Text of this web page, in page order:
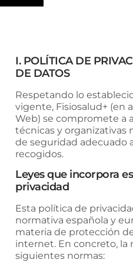
I. POLÍTICA DE
DE DATOS
Respetando lo
vigente, Fisiosalud+ (en
Web) se compromete a
técnicas y organizativas
de seguridad adecuado
recogidos.
Leyes que incorpora
privacidad
Esta política de
normativa española y
materia de protección
internet. En concreto, la
siguientes normas: